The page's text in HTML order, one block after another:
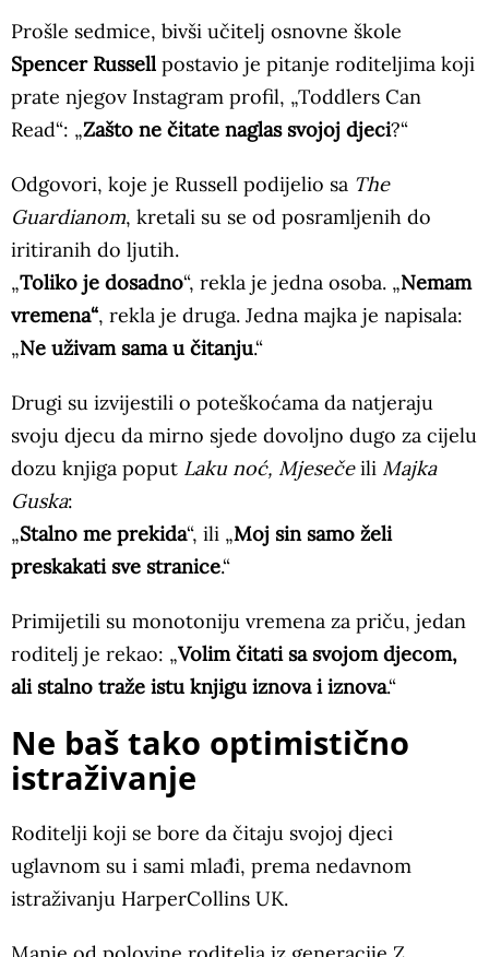
Prošle sedmice, bivši učitelj osnovne škole
Spencer Russell postavio je pitanje roditeljima koji
prate njegov Instagram profil, „Toddlers Can
Read“: „Zašto ne čitate naglas svojoj djeci?“
Odgovori, koje je Russell podijelio sa The
Guardianom, kretali su se od posramljenih do
iritiranih do ljutih.
„Toliko je dosadno“, rekla je jedna osoba. „Nemam
vremena“, rekla je druga. Jedna majka je napisala:
„Ne uživam sama u čitanju.“
Drugi su izvijestili o poteškoćama da natjeraju
svoju djecu da mirno sjede dovoljno dugo za cijelu
dozu knjiga poput Laku noć, Mjesečeili Majka
Guska:
„Stalno me prekida“, ili „Moj sin samo želi
preskakati sve stranice.“
Primijetili su monotoniju vremena za priču, jedan
roditelj je rekao: „Volim čitati sa svojom djecom,
ali stalno traže istu knjigu iznova i iznova.“
Ne baš tako optimistično
istraživanje
Roditelji koji se bore da čitaju svojoj djeci
uglavnom su i sami mlađi, prema nedavnom
istraživanju HarperCollins UK.